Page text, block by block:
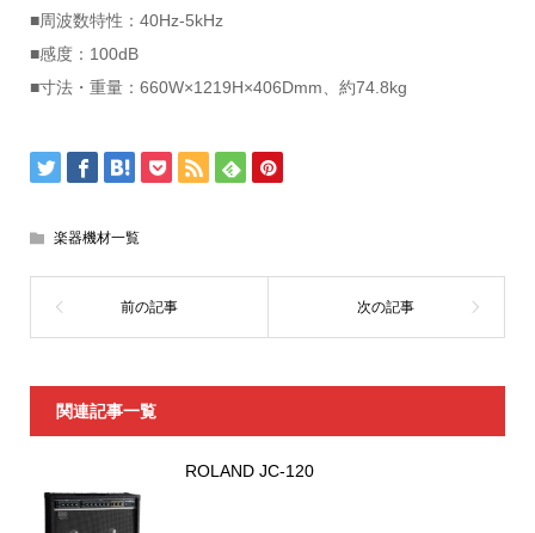
■周波数特性：40Hz-5kHz
■感度：100dB
■寸法・重量：660W×1219H×406Dmm、約74.8kg
楽器機材一覧
関連記事一覧
ROLAND JC-120